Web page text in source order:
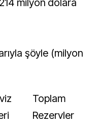
milyon dolara
şöyle (milyon
Toplam
Rezervler